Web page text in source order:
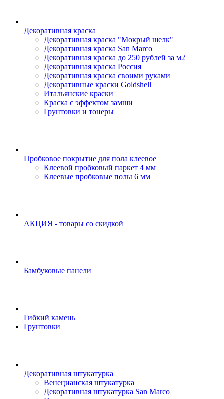
Декоративная краска
Декоративная краска "Мокрый шелк"
Декоративная краска San Marco
Декоративная краска до 250 рублей за м2
Декоративная краска Россия
Декоративная краска своими руками
Декоративные краски Goldshell
Итальянские краски
Краска с эффектом замши
Грунтовки и тонеры
Пробковое покрытие для пола клеевое
Клеевой пробковый паркет 4 мм
Клеевые пробковые полы 6 мм
АКЦИЯ - товары со скидкой
Бамбуковые панели
Гибкий камень
Грунтовки
Декоративная штукатурка
Венецианская штукатурка
Декоративная штукатурка San Marco